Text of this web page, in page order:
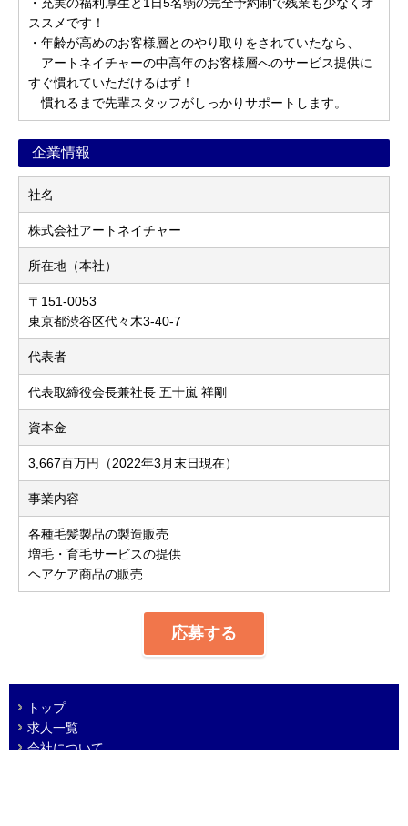
・充実の福利厚生と1日5名弱の完全予約制で残業も少なくオ
ススメです！
・年齢が高めのお客様層とのやり取りをされていたなら、
アートネイチャーの中高年のお客様層へのサービス提供に
すぐ慣れていただけるはず！
慣れるまで先輩スタッフがしっかりサポートします。
企業情報
社名
株式会社アートネイチャー
所在地（本社）
〒151-0053
東京都渋谷区代々木3-40-7
代表者
代表取締役会長兼社長 五十嵐 祥剛
資本金
3,667百万円（2022年3月末日現在）
事業内容
各種毛髪製品の製造販売
増毛・育毛サービスの提供
ヘアケア商品の販売
応募する
トップ
求人一覧
会社について